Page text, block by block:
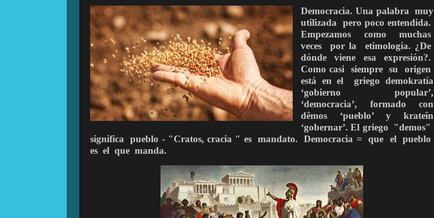
Democracia. Una palabra muy
utilizada pero poco entendida.
Empezamos como muchas
veces por la etimología. ¿De
dónde viene esa expresión?.
Como casi siempre su origen
está en el griego demokratía
‘gobierno popular’,
‘democracia’, formado con
dêmos ‘pueblo’ y krateîn
‘gobernar’. El griego "demos"
significa pueblo - "Cratos, cracia " es mandato. Democracia = que el pueblo
es el que manda.